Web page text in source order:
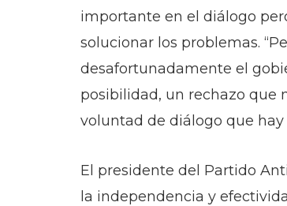
importante en el diálogo
solucionar los problemas.
desafortunadamente el
posibilidad, un rechazo que
voluntad de diálogo que
El presidente del Partido
la independencia y